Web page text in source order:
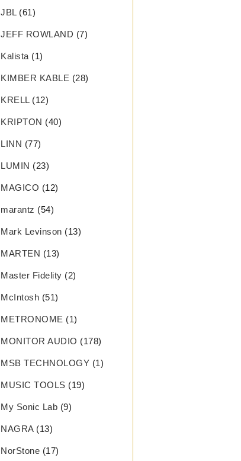
JBL(61)
JEFF ROWLAND (7)
Kalista (1)
KIMBER KABLE (28)
KRELL(12)
KRIPTON (40)
LINN (77)
LUMIN (23)
MAGICO (12)
marantz (54)
Mark Levinson (13)
MARTEN (13)
Master Fidelity (2)
McIntosh (51)
METRONOME (1)
MONITOR AUDIO (178)
MSB TECHNOLOGY (1)
MUSIC TOOLS (19)
My Sonic Lab (9)
NAGRA(13)
NorStone (17)